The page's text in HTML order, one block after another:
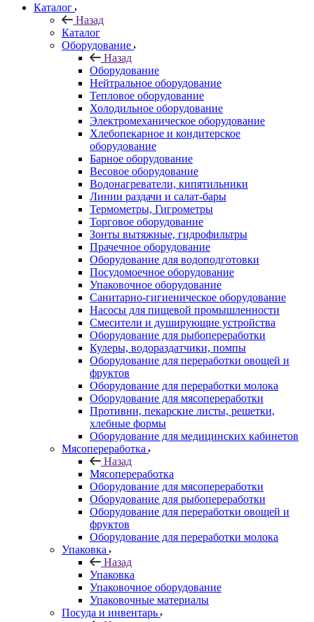
Каталог
Назад
Каталог
Оборудование
Назад
Оборудование
Нейтральное оборудование
Тепловое оборудование
Холодильное оборудование
Электромеханическое оборудование
Хлебопекарное и кондитерское
оборудование
Барное оборудование
Весовое оборудование
Водонагреватели, кипятильники
Линии раздачи и салат-бары
Термометры, Гигрометры
Торговое оборудование
Зонты вытяжные, гидрофильтры
Прачечное оборудование
Оборудование для водоподготовки
Посудомоечное оборудование
Упаковочное оборудование
Санитарно-гигиеническое оборудование
Насосы для пищевой промышленности
Смесители и душирующие устройства
Оборудование для рыбопереработки
Кулеры, водораздатчики, помпы
Оборудование для переработки овощей и
фруктов
Оборудование для переработки молока
Оборудование для мясопереработки
Противни, пекарские листы, решетки,
хлебные формы
Оборудование для медицинских кабинетов
Мясопереработка
Назад
Мясопереработка
Оборудование для мясопереработки
Оборудование для рыбопереработки
Оборудование для переработки овощей и
фруктов
Оборудование для переработки молока
Упаковка
Назад
Упаковка
Упаковочное оборудование
Упаковочные материалы
Посуда и инвентарь